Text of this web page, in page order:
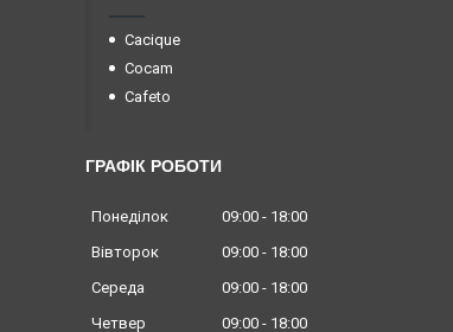
Cacique
Cocam
Cafeto
ГРАФІК РОБОТИ
Понеділок 09:00
18:00
Вівторок
09:00
18:00
Середа
09:00
18:00
Четвер
09:00 18:00